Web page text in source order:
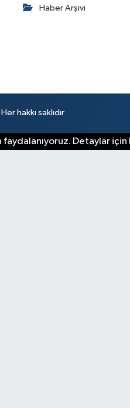
Haber Arşivi
hakkı saklıdır
Detaylar için